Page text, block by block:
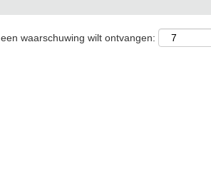
waarschuwing wilt ontvangen: